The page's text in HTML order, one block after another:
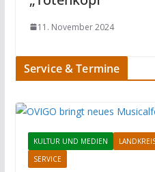
11. November 2024
Service & Termine
KULTUR UND MEDIEN
SERVICE